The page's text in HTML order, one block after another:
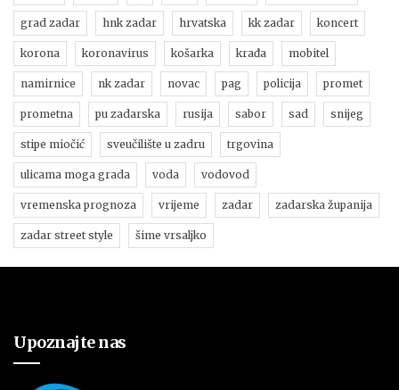
grad zadar hnk zadar hrvatska kk zadar koncert
korona koronavirus košarka krađa mobitel
namirnice nk zadar novac pag policija promet
prometna pu zadarska rusija sabor sad snijeg
stipe miočić sveučilište u zadru trgovina
ulicama moga grada voda vodovod
vremenska prognoza vrijeme zadar zadarska županija
zadar street style šime vrsaljko
Upoznajte nas